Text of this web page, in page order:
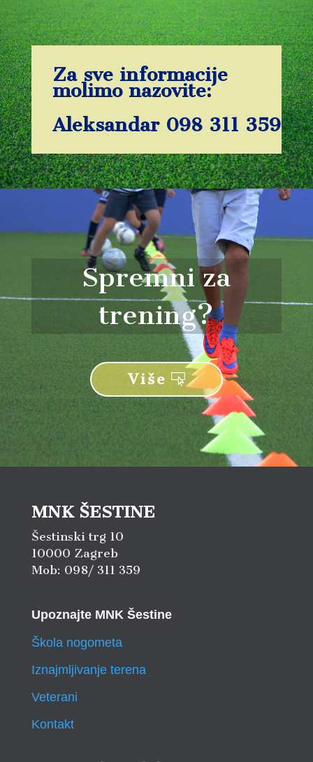
Za sve informacije
molimo nazovite:
Aleksandar 098 311 359
Spremni za
trening?
Više
MNK ŠESTINE
Šestinski trg 10
10000 Zagreb
Mob: 098/ 311 359
Upoznajte MNK Šestine
Škola nogometa
Iznajmljivanje terena
Veterani
Kontakt